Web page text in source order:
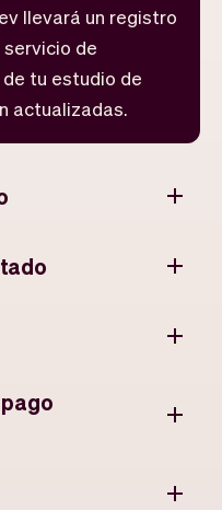
llevará un registro
servicio de
tu estudio de
actualizadas.